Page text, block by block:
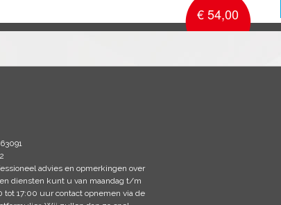
€ 54,00
advies en opmerkingen over
diensten kunt u van maandag t/m
tot 17:00 uur contact opnemen via de